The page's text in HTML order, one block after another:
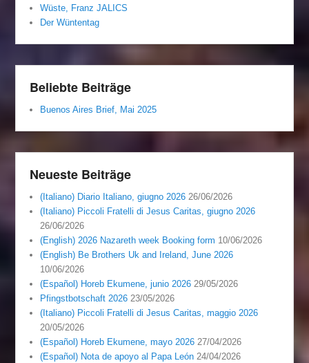
Wüste, Franz JALICS
Der Wüntentag
Beliebte Beiträge
Buenos Aires Brief, Mai 2025
Neueste Beiträge
(Italiano) Diario Italiano, giugno 2026 26/06/2026
(Italiano) Piccoli Fratelli di Jesus Caritas, giugno 2026
26/06/2026
(English) 2026 Nazareth week Booking form 10/06/2026
(English) Be Brothers Uk and Ireland, June 2026
10/06/2026
(Español) Horeb Ekumene, junio 2026 29/05/2026
Pfingstbotschaft 2026 23/05/2026
(Italiano) Piccoli Fratelli di Jesus Caritas, maggio 2026
20/05/2026
(Español) Horeb Ekumene, mayo 2026 27/04/2026
(Español) Nota de apoyo al Papa León 24/04/2026